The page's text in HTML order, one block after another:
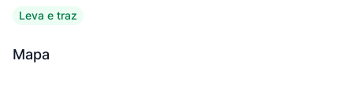
Leva e traz
Mapa